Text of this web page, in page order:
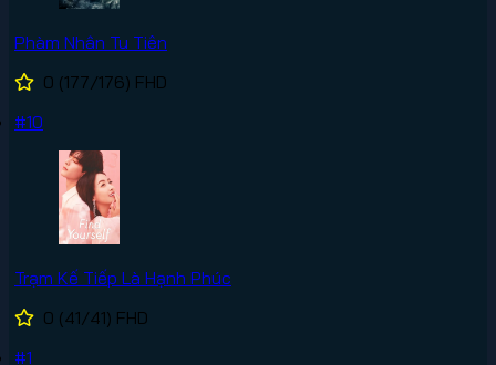
Phàm Nhân Tu Tiên
0 (177/176) FHD
#10
Trạm Kế Tiếp Là Hạnh Phúc
0 (41/41) FHD
#1